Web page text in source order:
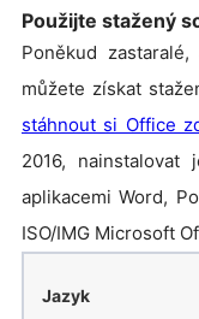
Použijte stažený
Poněkud
můžete získat
stáhnout si Office
2016,
aplikacemi Word,
ISO/IMG Microsoft
Jazyk